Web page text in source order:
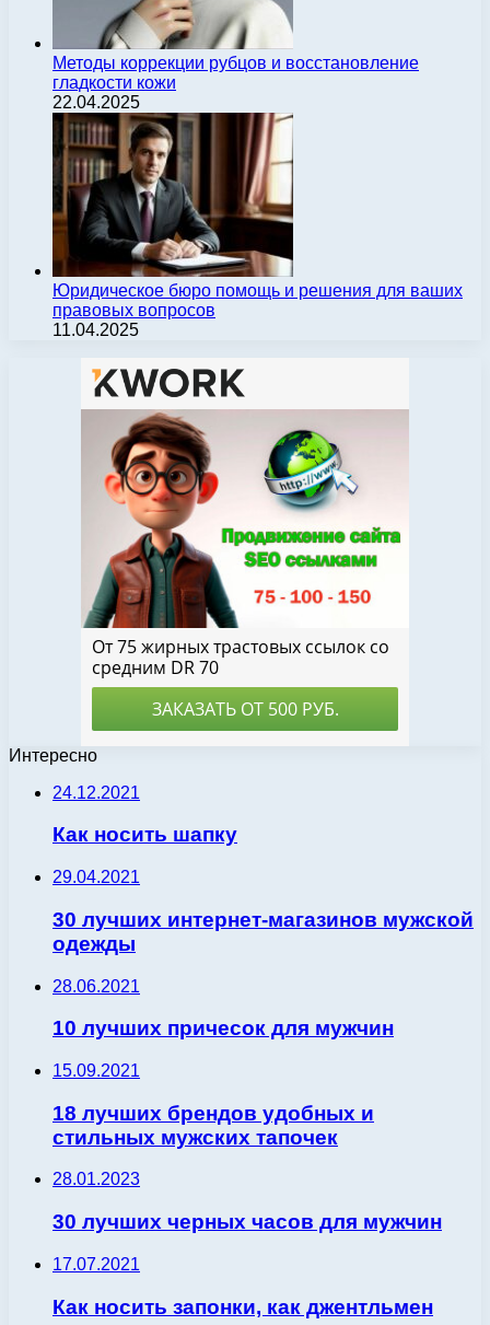
Методы коррекции рубцов и восстановление
гладкости кожи
22.04.2025
Юридическое бюро помощь и решения для ваших
правовых вопросов
11.04.2025
Интересно
24.12.2021
Как носить шапку
29.04.2021
30 лучших интернет-магазинов мужской
одежды
28.06.2021
10 лучших причесок для мужчин
15.09.2021
18 лучших брендов удобных и
стильных мужских тапочек
28.01.2023
30 лучших черных часов для мужчин
17.07.2021
Как носить запонки, как джентльмен